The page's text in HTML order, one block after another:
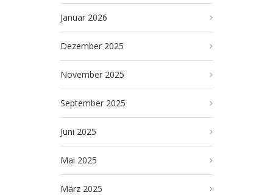
Januar 2026
Dezember 2025
November 2025
September 2025
Juni 2025
Mai 2025
März 2025